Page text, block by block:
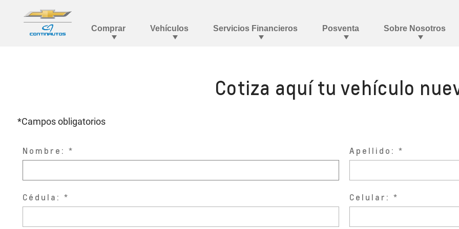
Cotiza aquí tu vehículo
*Campos obligatorios
Nombre: Apellido:
Cédula: Celular: